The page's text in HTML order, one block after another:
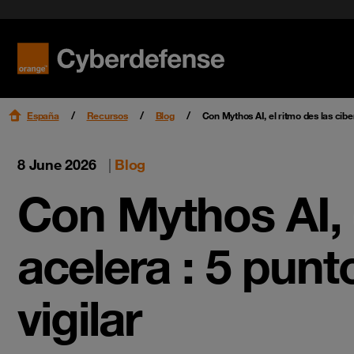
España Recursos Blog Con Mythos AI, el ritmo des las
8 June 2026 | Blog
Con Mythos
acelera : 5
vigilar